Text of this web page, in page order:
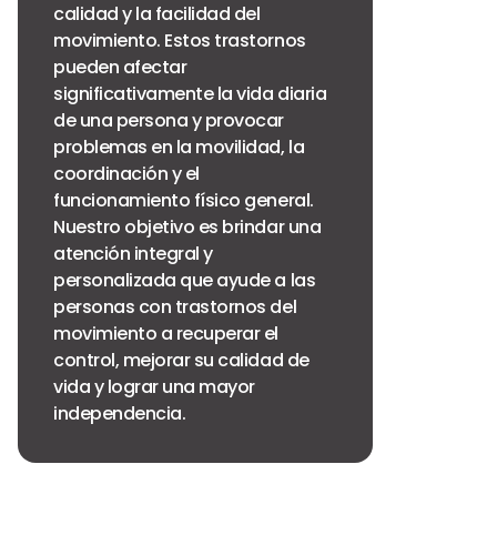
calidad y la facilidad del
movimiento. Estos trastornos
pueden afectar
significativamente la vida diaria
de una persona y provocar
problemas en la movilidad, la
coordinación y el
funcionamiento físico general.
Nuestro objetivo es brindar una
atención integral y
personalizada que ayude a las
personas con trastornos del
movimiento a recuperar el
control, mejorar su calidad de
vida y lograr una mayor
independencia.